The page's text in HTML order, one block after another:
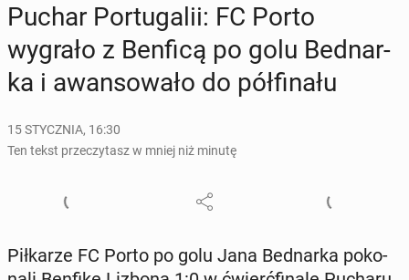
Puchar Por­tu­ga­lii: FC Porto
wygrało z Benficą po golu Bed­nar­
ka i awan­so­wa­ło do pół­fi­na­łu
15 STYCZNIA, 16:30
Ten tekst przeczytasz w mniej niż minutę
Pił­ka­rze FC Porto po golu Jana Bed­nar­ka po­ko­